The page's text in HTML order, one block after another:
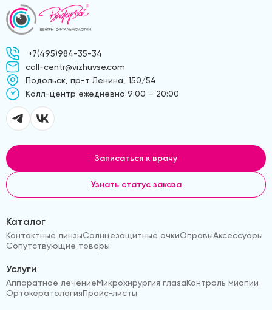
+7(495)984-35-34
call-centr@vizhuvse.com
Подольск, пр-т Ленина, 150/54
Kолл-центр ежедневно 9:00 – 20:00
Записаться к врачу
Узнать статус заказа
Каталог
Контактные линзыСолнцезащитные очкиОправыАксессуары
Сопутствующие товары
Услуги
Аппаратное лечениеМикрохирургия глазаКонтроль миопии
ОртокератологияПрайс-листы